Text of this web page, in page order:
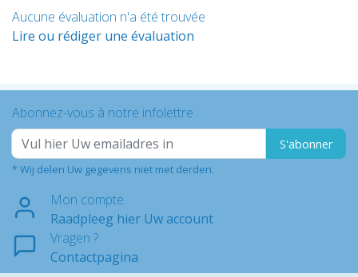
Aucune évaluation n'a été trouvée
Lire ou rédiger une évaluation
Abonnez-vous à notre infolettre
S'abonner
* Wij delen Uw gegevens niet met derden.
Mon compte
Raadpleeg hier Uw account
Vragen ?
Contactpagina